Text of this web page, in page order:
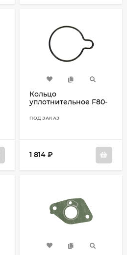
Кольцо
уплотнительное F80-
ПОД ЗАКАЗ
1 814 ₽